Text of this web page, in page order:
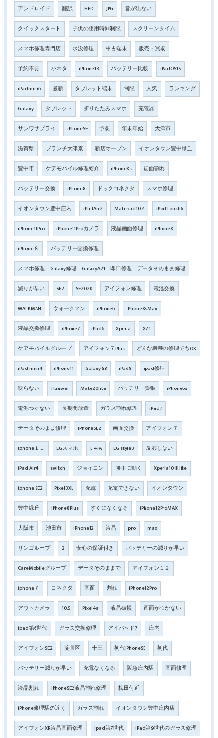
アンドロイド 翻訳 HEIC JPG 音が出ない
クイックスタート 子供の使用時間制限 スクリーンタイム
スマホ修理専門店 水没修理 中古端末 販売・買取
予約不要 小ネタ iPhone13 バッテリー比較 iPadOS15
iPadmini6 最新 タブレット端末 制限 人気 ランキング
Galaxy タブレット 折りたたみスマホ 充電器
サンワサプライ iPhoneSE 予想 年末年始 大津市
滋賀県 ブランチ大津京 新店オープン イオンタウン豊中緑丘
豊中市 ケアモバイル修理紹介 iPhoneXs 画面割れ
バッテリー交換 iPhone8 ドックコネクタ スマホ修理
イオンタウン豊中庄内 iPadAir2 Matepad10.4 iPod touch6
iPhone11Pro iPhone11Proカメラ 液晶画面修理 iPhoneX
iPhone８ バッテリー交換修理
スマホ修理 Galaxy修理 GalaxyA21 即日修理 データそのまま修理
減りが早い SE2 SE2020 アイフォン修理 電池交換
WALKMAN ウォークマン iPhone6 iPhoneXsMax
液晶交換修理 iPhone7 iPad6 Xperia XZ1
ケアモバイルグループ アイフォン７Plus どんな機種の修理でもOK
iPad mini4 iPhone11 Galaxy S8 iPad8 ipad修理
映らない Huawei Mate20lite バッテリー膨張 iPhone6s
電源つかない 長期間放置 ガラス割れ修理 iPad7
データそのまま修理 iPhoneSE2 画面交換 アイフォン７
iphone１１ LGスマホ L-41A LG style3 反応しない
iPad Air4 switch ジョイコン 勝手に動く Xperia10Ⅲlite
iphone SE2 Pixel3XL 充電 充電できない イオンタウン
豊中緑丘 iPhone8Plus すぐになくなる iPhone12ProMAX
大阪市 池田市 iPhone12 液晶 pro max
リンゴループ 2 安心の保証付き バッテリーの減りが早い
CareMobileグループ データそのままで アイフォン１２
iphone７ コネクタ 画面 割れ iPhone12Pro
アウトカメラ 10.5 Pixel4a 液晶破損 画面がつかない
ipad第6世代 ガラス交換修理 アイパッド7 庄内
アイフォンSE2 淀川区 十三 初代iPhoneSE 初代
バッテリー減りが早い 充電なくなる 阪急庄内駅 画面修理
液晶割れ iPhoneSE2液晶割れ修理 梅田付近
iPhone修理駅の近く ガラス割れ イオンタウン豊中庄内店
アイフォンXR液晶画面修理 ipad第7世代 iPad第9世代のガラス修理